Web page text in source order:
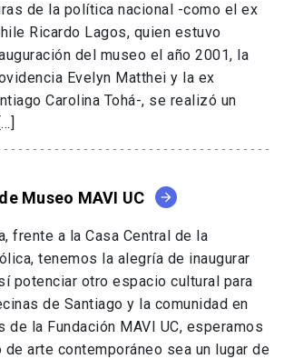
de la política nacional -como el ex
Ricardo Lagos, quien estuvo
del museo el año 2001, la
Evelyn Matthei y la ex
Carolina Tohá-, se realizó un
Museo MAVI UC arrow_forward
frente a la Casa Central de la
tenemos la alegría de inaugurar
potenciar otro espacio cultural para
de Santiago y la comunidad en
de la Fundación MAVI UC, esperamos
arte contemporáneo sea un lugar de